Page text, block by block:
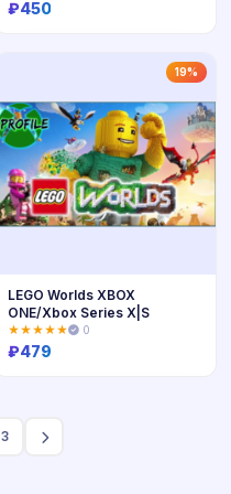
₽450
19%
LEGO Worlds XBOX
ONE/Xbox Series X|S
★★★★★ 0
₽479
3